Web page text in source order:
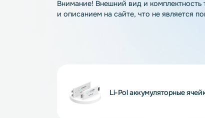
приборостроении, робототехнике,
других сферах, где сочетание
и описанием на сайте, что не